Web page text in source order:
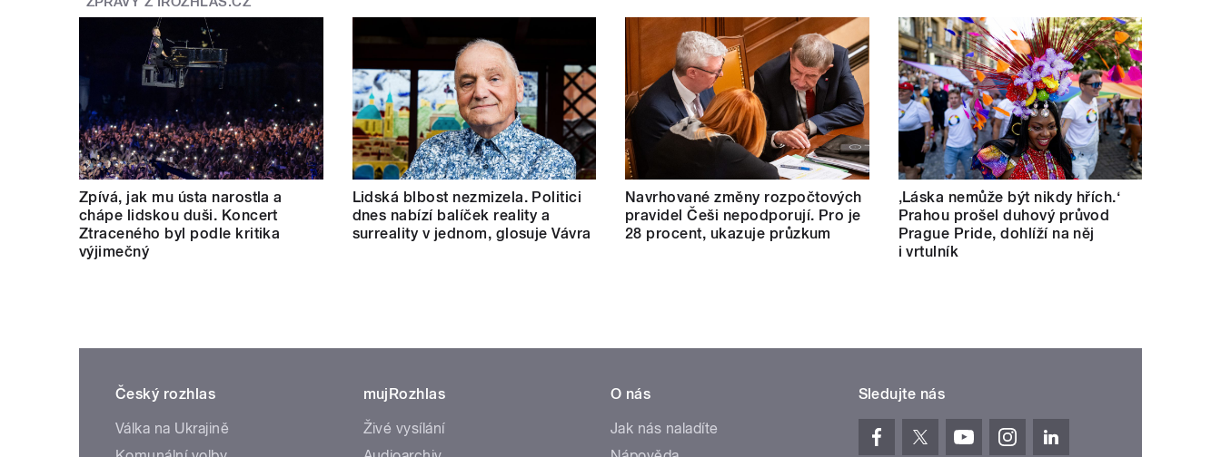
Zpívá, jak mu ústa narostla a
chápe lidskou duši. Koncert
Ztraceného byl podle kritika
výjimečný
Lidská blbost nezmizela. Politici
dnes nabízí balíček reality a
surreality v jednom, glosuje Vávra
Navrhované změny rozpočtových
pravidel Češi nepodporují. Pro je
28 procent, ukazuje průzkum
‚Láska nemůže být nikdy hřích.‘
Prahou prošel duhový průvod
Prague Pride, dohlíží na něj
i vrtulník
Český rozhlas
Válka na Ukrajině
mujRozhlas
Živé vysílání
O nás
Jak nás naladíte
Sledujte nás